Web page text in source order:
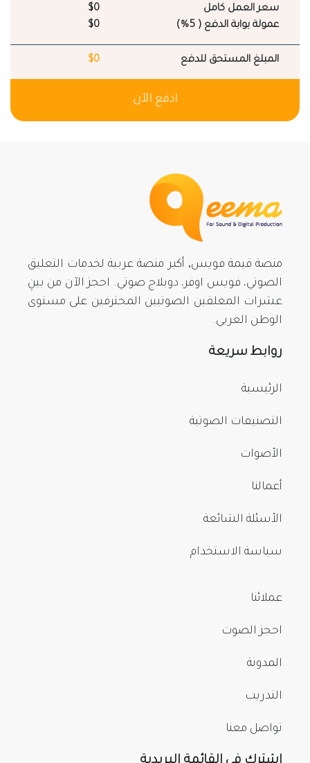
سعر العمل كامل
$0
عمولة بوابة الدفع ( 5%)
$0
المبلغ المستحق للدفع $0
ادفع الآن
منصة قيمة فويس, أكبر منصة عربية لخدمات التعليق
الصوتي، فويس اوفر، دوبلاج صوتي. احجز الآن من بينِ
عشرات المعلقين الصوتيين المحترفين على مستوى
الوطن العربي.
روابط سريعة
الرئيسية
التصنيفات الصوتية
الأصوات
أعمالنا
الأسئلة الشائعة
سياسة الاستخدام
عملائنا
احجز الصوت
المدونة
التدريب
تواصل معنا